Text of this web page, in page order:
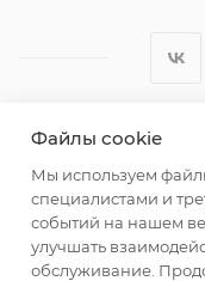
2026 ©
Любая
характер и не
определяемой
Гражданского
Файлы cookie
Мы используем
специалистами и
событий на нашем
улучшать
обслуживание.